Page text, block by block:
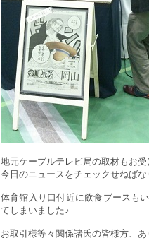
地元ケーブルテレビ局の取材もお受
今日のニュースをチェックせねば
体育館入り口付近に飲食ブースも
てしまいました♪
お取引様等々関係諸氏の皆様方、